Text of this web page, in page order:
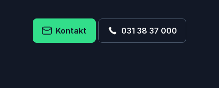
Kontakt 031 38 37 000